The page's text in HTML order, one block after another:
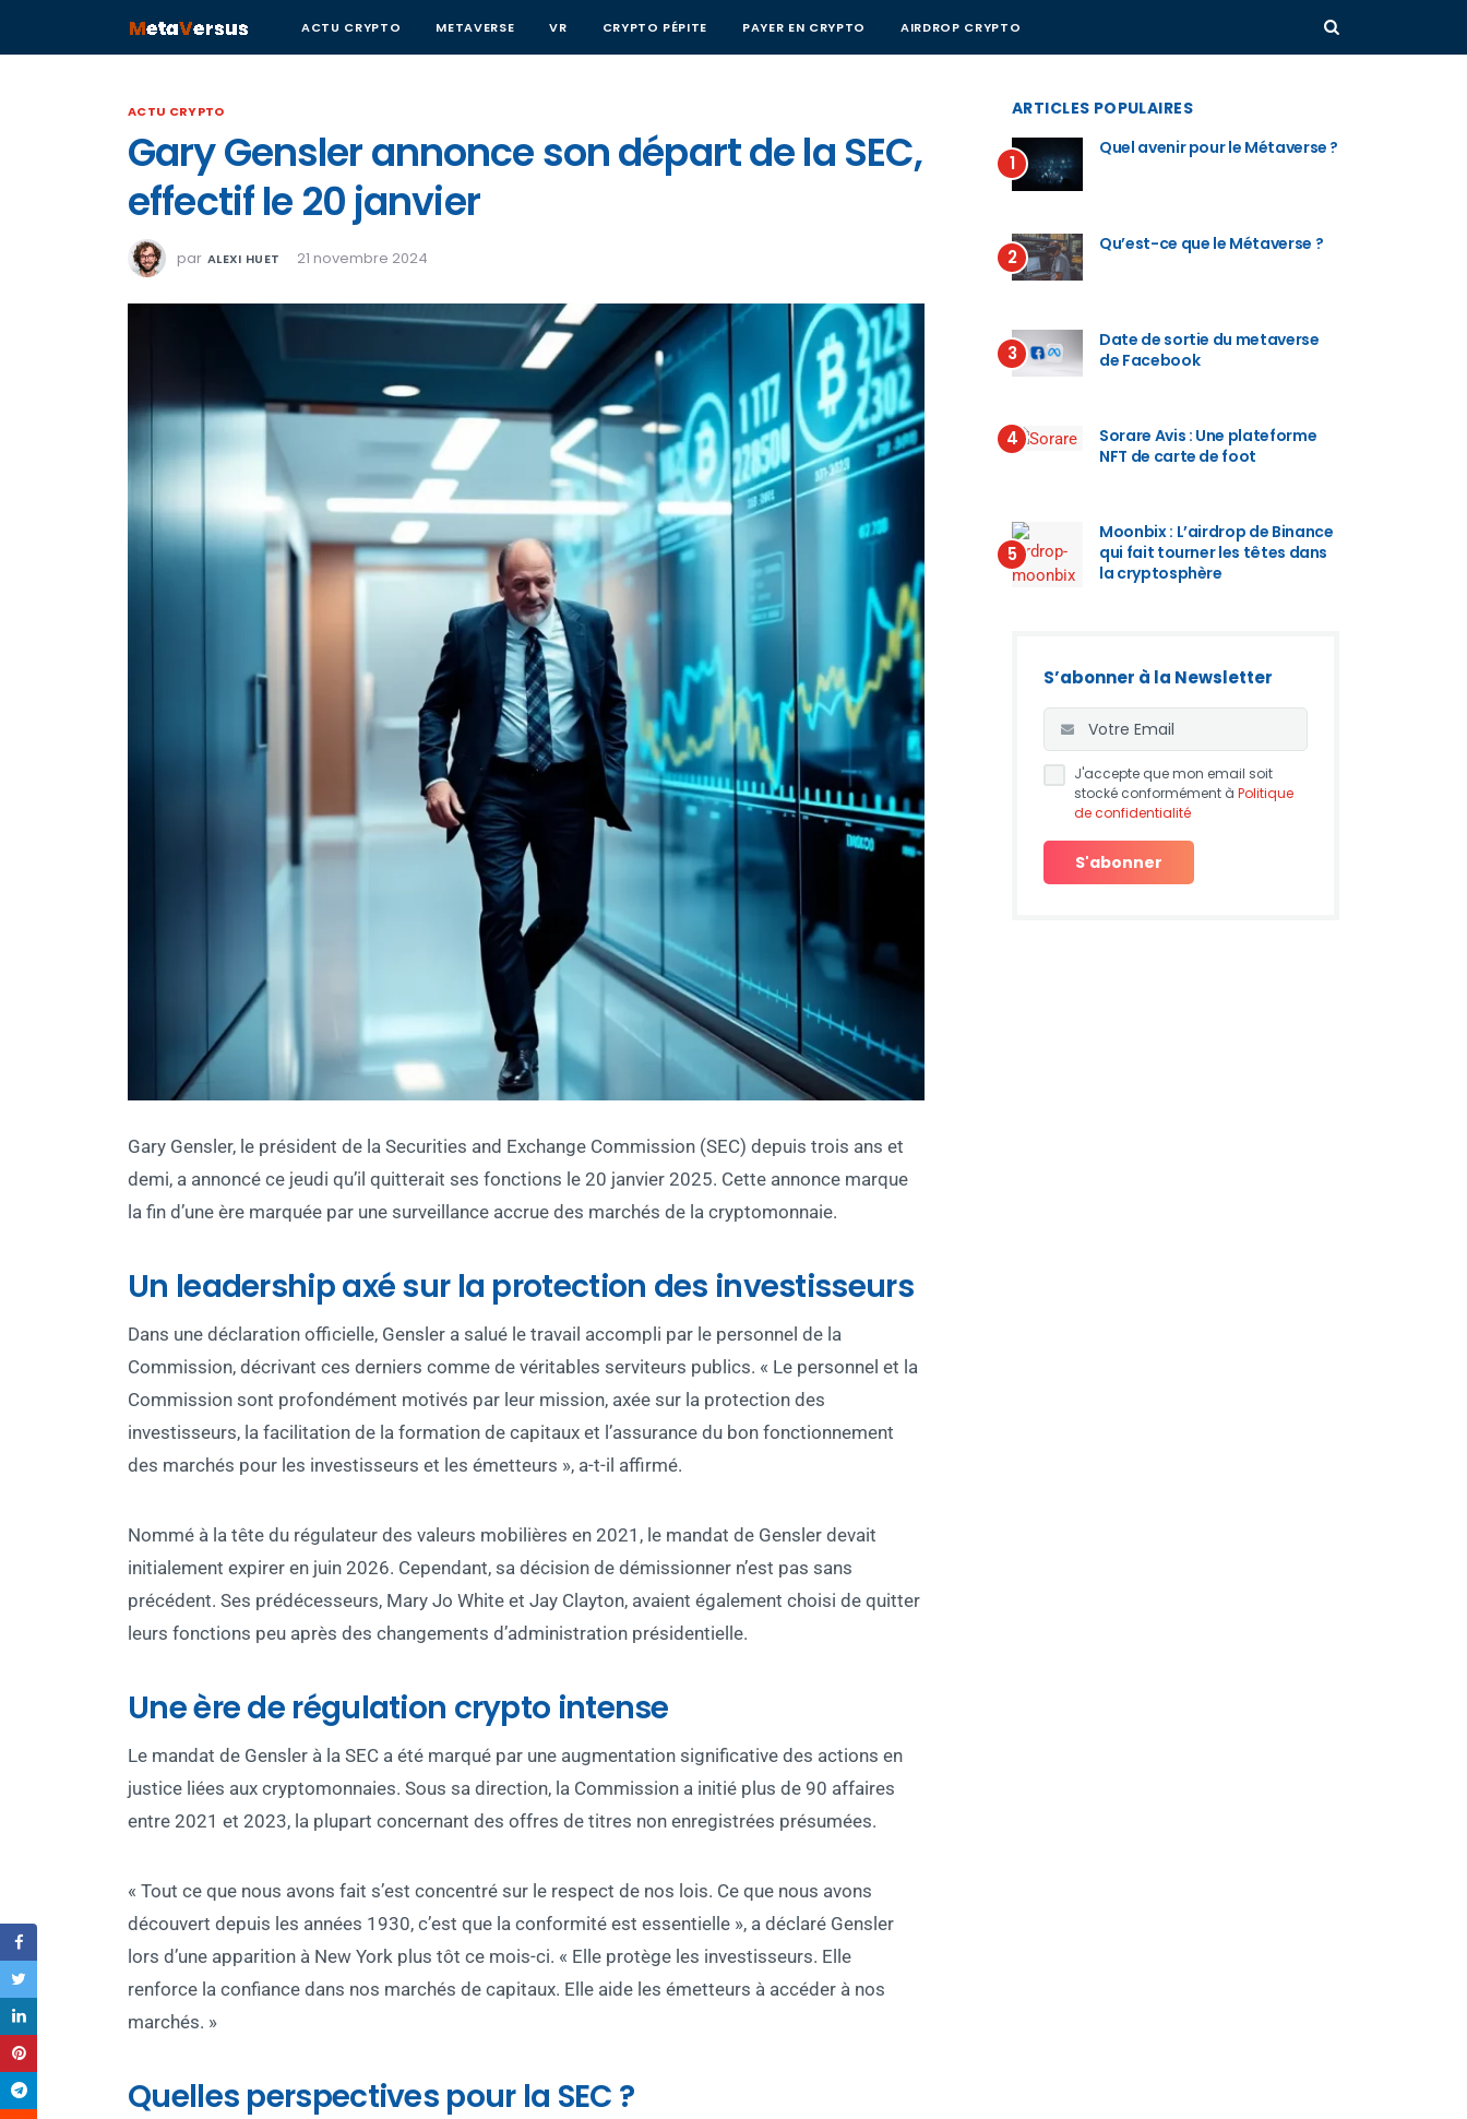
ACTU CRYPTO METAVERSE VR CRYPTO PÉPITE PAYER EN CRYPTO AIRDROP CRYPTO
ACTU CRYPTO
Gary Gensler annonce son départ de la SEC,
effectif le 20 janvier
par ALEXI HUET 21 novembre 2024
Gary Gensler, le président de la Securities and Exchange Commission (SEC) depuis trois ans et
demi, a annoncé ce jeudi qu’il quitterait ses fonctions le 20 janvier 2025. Cette annonce marque
la fin d’une ère marquée par une surveillance accrue des marchés de la cryptomonnaie.
Un leadership axé sur la protection des investisseurs
Dans une déclaration officielle, Gensler a salué le travail accompli par le personnel de la
Commission, décrivant ces derniers comme de véritables serviteurs publics. « Le personnel et la
Commission sont profondément motivés par leur mission, axée sur la protection des
investisseurs, la facilitation de la formation de capitaux et l’assurance du bon fonctionnement
des marchés pour les investisseurs et les émetteurs », a-t-il affirmé.
Nommé à la tête du régulateur des valeurs mobilières en 2021, le mandat de Gensler devait
initialement expirer en juin 2026. Cependant, sa décision de démissionner n’est pas sans
précédent. Ses prédécesseurs, Mary Jo White et Jay Clayton, avaient également choisi de quitter
leurs fonctions peu après des changements d’administration présidentielle.
Une ère de régulation crypto intense
Le mandat de Gensler à la SEC a été marqué par une augmentation significative des actions en
justice liées aux cryptomonnaies. Sous sa direction, la Commission a initié plus de 90 affaires
entre 2021 et 2023, la plupart concernant des offres de titres non enregistrées présumées.
« Tout ce que nous avons fait s’est concentré sur le respect de nos lois. Ce que nous avons
découvert depuis les années 1930, c’est que la conformité est essentielle », a déclaré Gensler
lors d’une apparition à New York plus tôt ce mois-ci. « Elle protège les investisseurs. Elle
renforce la confiance dans nos marchés de capitaux. Elle aide les émetteurs à accéder à nos
marchés. »
Quelles perspectives pour la SEC ?
ARTICLES POPULAIRES
1
Quel avenir pour le Métaverse ?
2
Qu’est-ce que le Métaverse ?
3
Date de sortie du metaverse
de Facebook
4
Sorare Avis : Une plateforme
NFT de carte de foot
5
Moonbix : L’airdrop de Binance
qui fait tourner les têtes dans
la cryptosphère
S’abonner à la Newsletter
J'accepte que mon email soit
stocké conformément à Politique
de confidentialité